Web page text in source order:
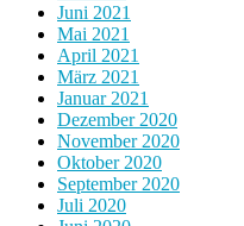
Juni 2021
Mai 2021
April 2021
März 2021
Januar 2021
Dezember 2020
November 2020
Oktober 2020
September 2020
Juli 2020